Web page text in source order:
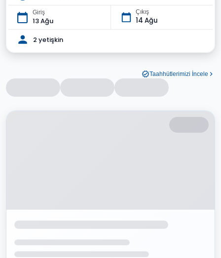
Giriş
13 Ağu
Çıkış
14 Ağu
2 yetişkin
Taahhütlerimizi İncele